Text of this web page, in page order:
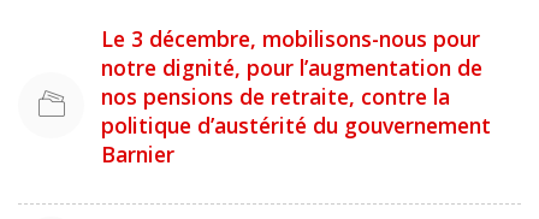
Le 3 décembre, mobilisons-nous pour
notre dignité, pour l’augmentation de
nos pensions de retraite, contre la
politique d’austérité du gouvernement
Barnier